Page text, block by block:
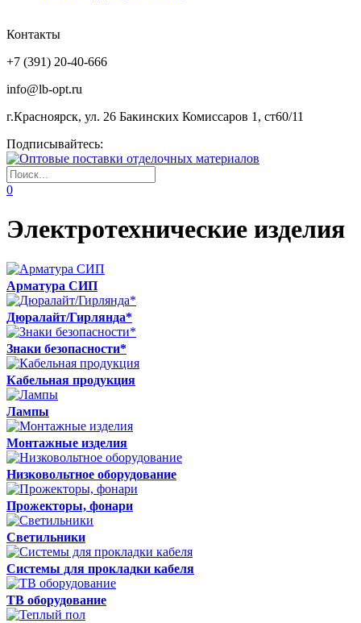
Контакты
+7 (391) 20-40-666
info@lb-opt.ru
г.Красноярск, ул. 26 Бакинских Комиссаров 1, ст60/11
Подписывайтесь:
0
Электротехнические изделия
Арматура СИП
Дюралайт/Гирлянда*
Знаки безопасности*
Кабельная продукция
Лампы
Монтажные изделия
Низковольтное оборудование
Прожекторы, фонари
Светильники
Системы для прокладки кабеля
ТВ оборудование